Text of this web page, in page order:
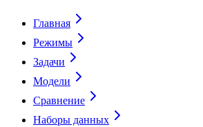
Главная
Режимы
Задачи
Модели
Сравнение
Наборы данных